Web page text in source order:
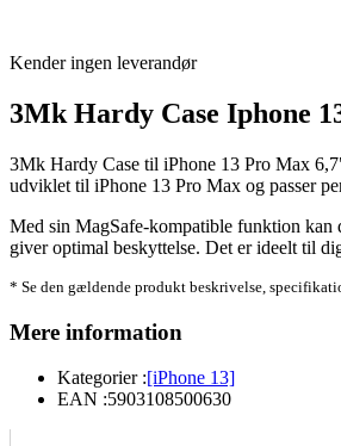
Kender ingen leverandør
3Mk Hardy Case Iphone
3Mk Hardy Case til iPhone 13 Pro Max
udviklet til iPhone 13 Pro Max og passer
Med sin MagSafe-kompatible funktion kan
giver optimal beskyttelse. Det er ideelt til
* Se den gældende produkt beskrivelse,
Mere information
Kategorier :[iPhone 13]
EAN :5903108500630